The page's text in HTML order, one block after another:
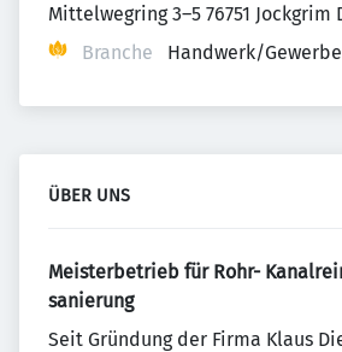
Mittelwegring 3–5 76751 Jockgrim
Branche
Handwerk/Gewerbe
ÜBER UNS
Meisterbetrieb für Rohr-
sanierung
Seit Gründung der Firma Klaus